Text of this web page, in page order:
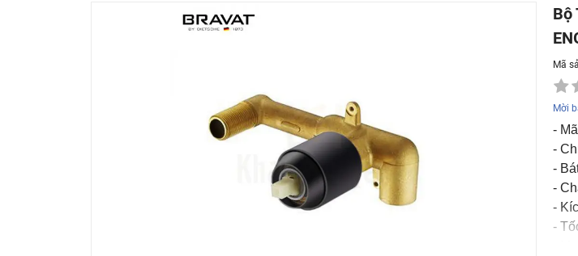
Bộ
Mã
Mời
-
-
-
-
-
-